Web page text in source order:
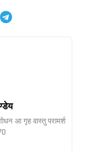
शोधन आ गृह वास्तु परामर्श